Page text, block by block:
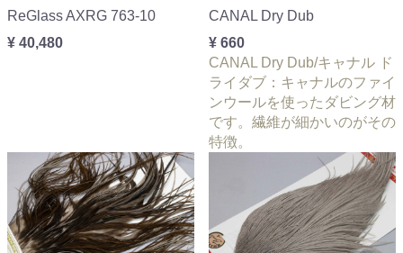
ReGlass AXRG 763-10
¥ 40,480
CANAL Dry Dub
¥ 660
CANAL Dry Dub/キャナル ド
ライダブ：キャナルのファイ
ンウールを使ったダビング材
です。繊維が細かいのがその
特徴。